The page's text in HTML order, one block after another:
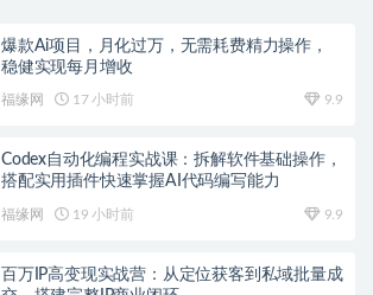
爆款Ai项目，月化过万，无需耗费精力操作，
稳健实现每月增收
福缘网 17 小时前 9.9
Codex自动化编程实战课：拆解软件基础操作，
搭配实用插件快速掌握AI代码编写能力
福缘网 19 小时前 9.9
百万IP高变现实战营：从定位获客到私域批量成